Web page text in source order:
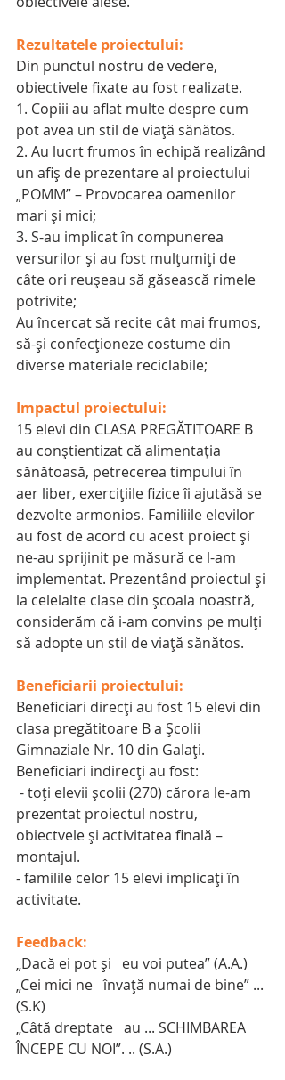
Rezultatele proiectului:
Din punctul nostru de vedere,
obiectivele fixate au fost realizate.
1. Copiii au aflat multe despre cum
pot avea un stil de viață sănătos.
2. Au lucrt frumos în echipă realizând
un afiș de prezentare al proiectului
„POMM” – Provocarea oamenilor
mari și mici;
3. S-au implicat în compunerea
versurilor și au fost mulțumiți de
câte ori reușeau să găsească rimele
potrivite;
Au încercat să recite cât mai frumos,
să-și confecționeze costume din
diverse materiale reciclabile;
Impactul proiectului:
15 elevi din CLASA PREGĂTITOARE B
au conștientizat că alimentația
sănătoasă, petrecerea timpului în
aer liber, exercițiile fizice îi ajutăsă se
dezvolte armonios. Familiile elevilor
au fost de acord cu acest proiect și
ne-au sprijinit pe măsură ce l-am
implementat. Prezentând proiectul și
la celelalte clase din școala noastră,
considerăm că i-am convins pe mulți
să adopte un stil de viață sănătos.
Beneficiarii proiectului:
Beneficiari direcți au fost 15 elevi din
clasa pregătitoare B a Școlii
Gimnaziale Nr. 10 din Galați.
Beneficiari indirecți au fost:
prezentat proiectul nostru,
obiectvele și activitatea finală –
montajul.
- familile celor 15 elevi implicați în
activitate.
Feedback:
„Dacă ei pot și   eu voi putea” (A.A.)
„Cei mici ne   învață numai de bine” ...
(S.K)
„Câtă dreptate   au ... SCHIMBAREA
ÎNCEPE CU NOI”. .. (S.A.)